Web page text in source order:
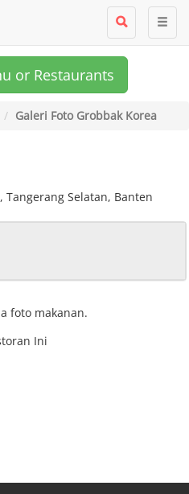
or Restaurants
Galeri Foto Grobbak Korea
Tangerang Selatan, Banten
foto makanan.
Ini